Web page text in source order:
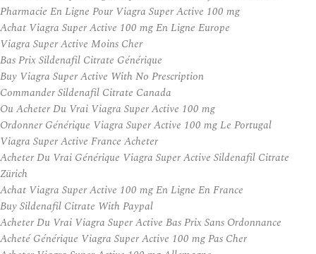
Pharmacie En Ligne Pour Viagra Super Active 100 mg
Achat Viagra Super Active 100 mg En Ligne Europe
Viagra Super Active Moins Cher
Bas Prix Sildenafil Citrate Générique
Buy Viagra Super Active With No Prescription
Commander Sildenafil Citrate Canada
Ou Acheter Du Vrai Viagra Super Active 100 mg
Ordonner Générique Viagra Super Active 100 mg Le Portugal
Viagra Super Active France Acheter
Acheter Du Vrai Générique Viagra Super Active Sildenafil Citrate
Zürich
Achat Viagra Super Active 100 mg En Ligne En France
Buy Sildenafil Citrate With Paypal
Acheter Du Vrai Viagra Super Active Bas Prix Sans Ordonnance
Acheté Générique Viagra Super Active 100 mg Pas Cher